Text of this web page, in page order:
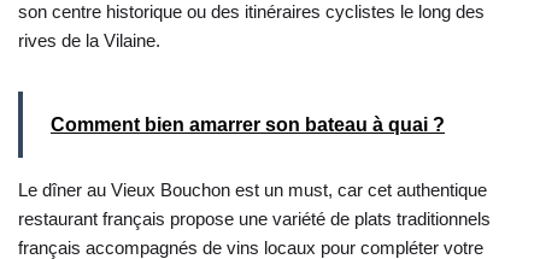
son centre historique ou des itinéraires cyclistes le long des
rives de la Vilaine.
Comment bien amarrer son bateau à quai ?
Le dîner au Vieux Bouchon est un must, car cet authentique
restaurant français propose une variété de plats traditionnels
français accompagnés de vins locaux pour compléter votre